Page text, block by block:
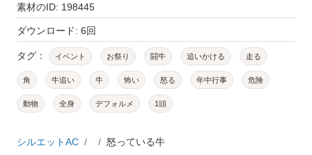
素材のID: 198445
ダウンロード: 6回
タグ： イベント お祭り 闘牛 追いかける 走る
角 牛追い 牛 怖い 怒る 年中行事 危険
動物 全身 デフォルメ 1頭
シルエットAC 怒っている牛